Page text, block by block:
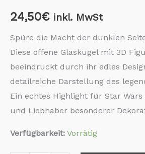
24,50€ inkl. MwSt
Spüre die Macht der dunklen
Diese offene Glaskugel mit 3D
beeindruckt durch ihr edles
detailreiche Darstellung des
Ein echtes Highlight für Star
und Liebhaber besonderer
Verfügbarkeit: Vorrätig